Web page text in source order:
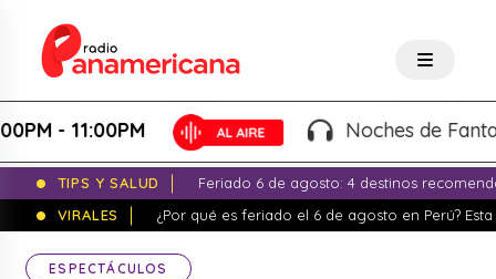
11:00PM Noches de Fantasía
TIPS Y SALUD
Feriado 6 de agosto: 4 destinos
VIRALES
¿Por qué es feriado el 6 de agosto en Perú?
ESPECTÁCULOS